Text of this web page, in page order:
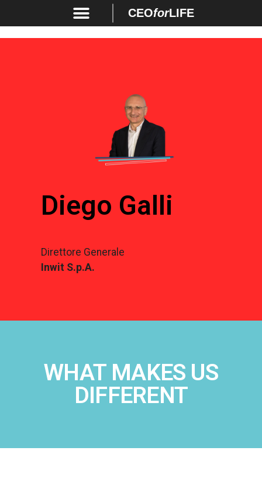
CEOforLIFE
Diego Galli
Direttore Generale
Inwit S.p.A.
WHAT MAKES US
DIFFERENT